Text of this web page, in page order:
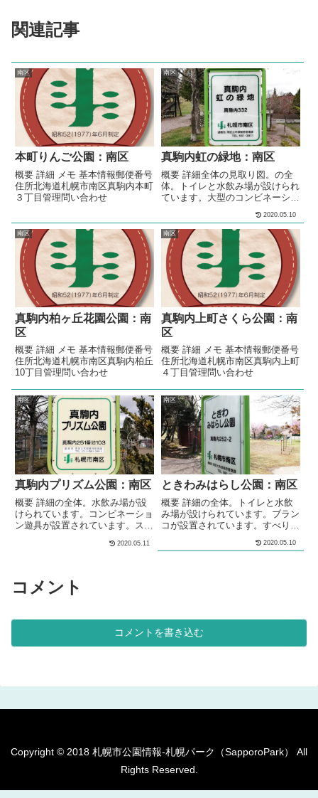
関連記事
南区
本町りんご公園：南区
概要 詳細 メモ 基本情報郵便番号
住所北海道札幌市南区真駒内本町
３丁目管理問い合わせ
南区
真駒内虹の緑地：南区
概要 詳細全体の見取り図。の全
体。トイレと水飲み場が設けられ
ています。大型のコンビネーショ
のローラーすべり台が設置されて
います。の多目的広場全体。多目
的な利用が出来る広場が設けられ
ています。5メートルほどの高さ
に斜面が作られています。冬に
は、ソリ遊びやスキー遊びができ
る雪山になります。斜面には、階
段や園道が設けられています。斜
面の頂上には、ベンチが設置され
た休憩スペー...
2020.05.10
南区
真駒内柏ヶ丘花園公園：南
区
概要 詳細 メモ 基本情報郵便番号
住所北海道札幌市南区真駒内柏丘
10丁目管理問い合わせ
南区
真駒内上町さくら公園：南
区
概要 詳細 メモ 基本情報郵便番号
住所北海道札幌市南区真駒内上町
４丁目管理問い合わせ
南区
真駒内プリズム公園：南区
概要 詳細の全体。水飲み場が設
けられています。コンビネーショ
ン遊具が設置されています。スプ
3段階の高さの鉄棒が設置されて
パーゴラが設けられています。
メモ南区の住宅街の中にある、公
置されています。 基本情報郵便
番号〒005-0861住所北海道札幌
市南...
2020.05.11
南区
ときわみはらし公園：南区
概要 詳細の全体。トイレと水飲
み場が設けられています。ブラン
コが設置されています。すべり台
さの鉄棒が設置されています。す
と水飲み場が設けられています。
基本情報郵便番号〒005-0861住
所...
2020.05.10
コメント
コメントを書き込む
Copyright © 2018 札幌市公園情報-札幌パーク（SapporoPark） All
Rights Reserved.